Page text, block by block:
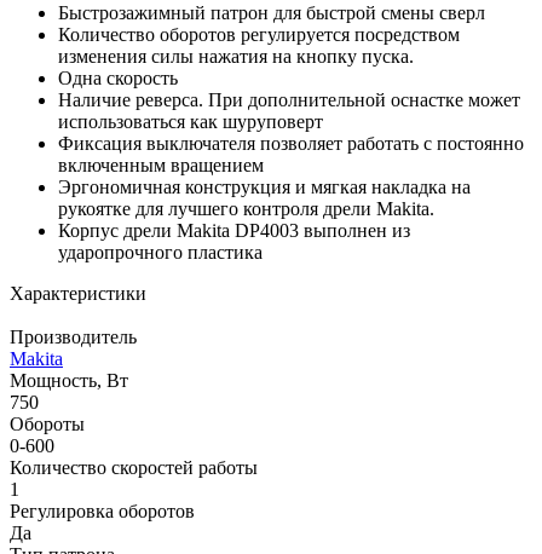
Быстрозажимный патрон для быстрой смены сверл
Количество оборотов регулируется посредством
изменения силы нажатия на кнопку пуска.
Одна скорость
Наличие реверса. При дополнительной оснастке может
использоваться как шуруповерт
Фиксация выключателя позволяет работать с постоянно
включенным вращением
Эргономичная конструкция и мягкая накладка на
рукоятке для лучшего контроля дрели Makita.
Корпус дрели Makita DP4003 выполнен из
ударопрочного пластика
Характеристики
Производитель
Makita
Мощность, Вт
750
Обороты
0-600
Количество скоростей работы
1
Регулировка оборотов
Да